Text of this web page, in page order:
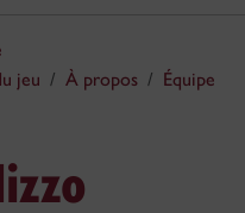
jeu
À propos
Équipe